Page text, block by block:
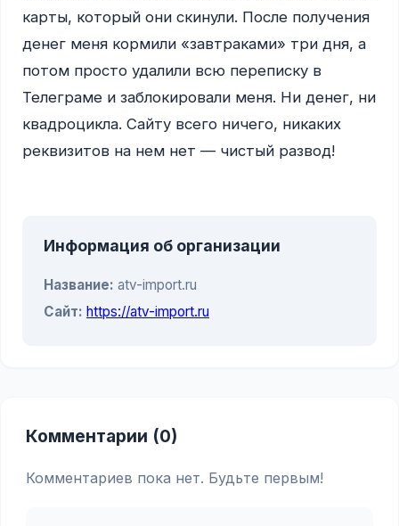
карты, который они скинули. После получения
денег меня кормили «завтраками» три дня, а
потом просто удалили всю переписку в
Телеграме и заблокировали меня. Ни денег, ни
квадроцикла. Сайту всего ничего, никаких
реквизитов на нем нет — чистый развод!
Информация об организации
Название: atv-import.ru
Сайт: https://atv-import.ru
Комментарии (0)
Комментариев пока нет. Будьте первым!